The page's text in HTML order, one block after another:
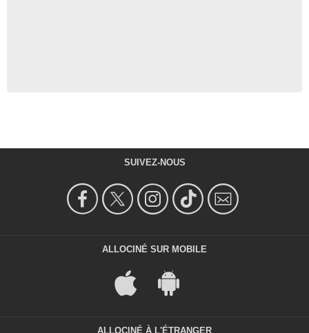
SUIVEZ-NOUS
ALLOCINÉ SUR MOBILE
ALLOCINÉ À L'ÉTRANGER